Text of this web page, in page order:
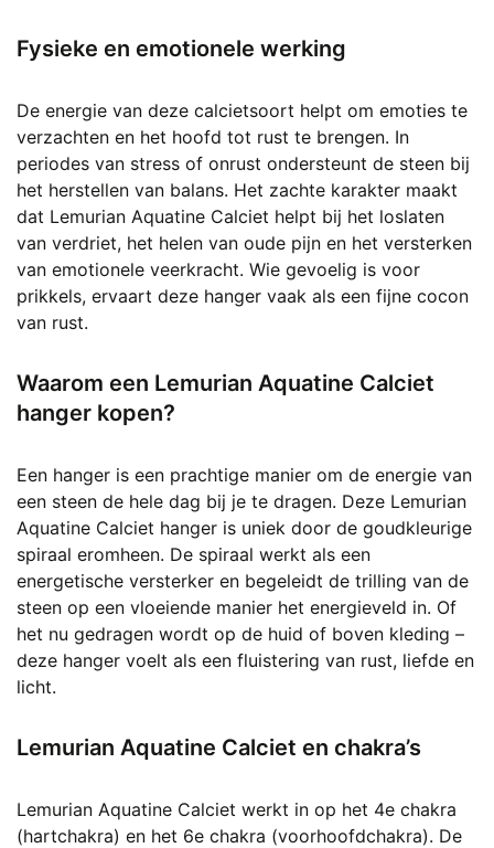
Fysieke en emotionele werking
De energie van deze calcietsoort helpt om emoties te
verzachten en het hoofd tot rust te brengen. In
periodes van stress of onrust ondersteunt de steen bij
het herstellen van balans. Het zachte karakter maakt
dat Lemurian Aquatine Calciet helpt bij het loslaten
van verdriet, het helen van oude pijn en het versterken
van emotionele veerkracht. Wie gevoelig is voor
prikkels, ervaart deze hanger vaak als een fijne cocon
van rust.
Waarom een Lemurian Aquatine Calciet
hanger kopen?
Een hanger is een prachtige manier om de energie van
een steen de hele dag bij je te dragen. Deze Lemurian
Aquatine Calciet hanger is uniek door de goudkleurige
spiraal eromheen. De spiraal werkt als een
energetische versterker en begeleidt de trilling van de
steen op een vloeiende manier het energieveld in. Of
het nu gedragen wordt op de huid of boven kleding –
deze hanger voelt als een fluistering van rust, liefde en
licht.
Lemurian Aquatine Calciet en chakra’s
Lemurian Aquatine Calciet werkt in op het 4e chakra
(hartchakra) en het 6e chakra (voorhoofdchakra). De